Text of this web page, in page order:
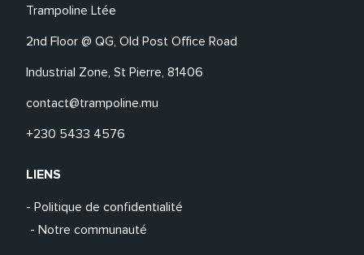
Trampoline Ltée
2nd Floor @ QG, Old Post Office Road
Industrial Zone, St Pierre, 81406
contact@trampoline.mu
+230 5433 4576
LIENS
- Politique de confidentialité
- Notre communauté